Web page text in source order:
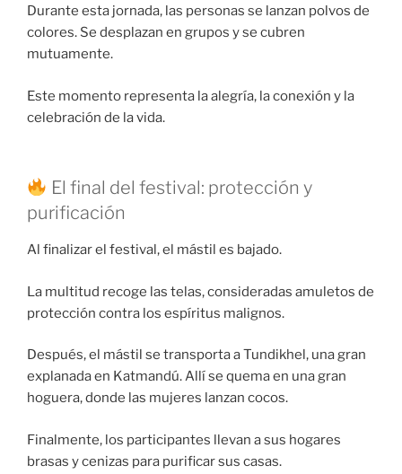
Durante esta jornada, las personas se lanzan polvos de
colores. Se desplazan en grupos y se cubren
mutuamente.
Este momento representa la alegría, la conexión y la
celebración de la vida.
El final del festival: protección y
purificación
Al finalizar el festival, el mástil es bajado.
La multitud recoge las telas, consideradas amuletos de
protección contra los espíritus malignos.
Después, el mástil se transporta a Tundikhel, una gran
explanada en Katmandú. Allí se quema en una gran
hoguera, donde las mujeres lanzan cocos.
Finalmente, los participantes llevan a sus hogares
brasas y cenizas para purificar sus casas.